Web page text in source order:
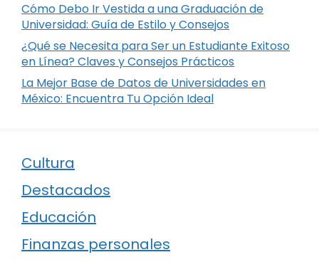
Cómo Debo Ir Vestida a una Graduación de
Universidad: Guía de Estilo y Consejos
¿Qué se Necesita para Ser un Estudiante Exitoso
en Línea? Claves y Consejos Prácticos
La Mejor Base de Datos de Universidades en
México: Encuentra Tu Opción Ideal
Cultura
Destacados
Educación
Finanzas personales